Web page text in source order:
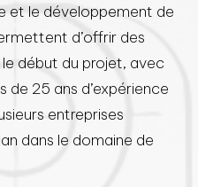
et le développement de
d’offrir des
début du projet, avec
de 25 ans d’expérience
entreprises
dans le domaine de